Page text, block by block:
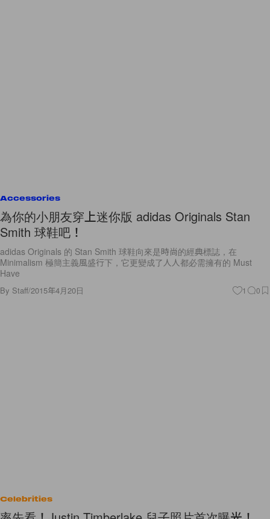
Accessories
為你的小朋友穿上迷你版 adidas Originals Stan
Smith 球鞋吧！
adidas Originals 的 Stan Smith 球鞋向來是時尚的經典標誌，在
Minimalism 極簡主義風盛行下，它更變成了人人都必需擁有的 Must
Have
By Staff/2015年4月20日 1 0
Celebrities